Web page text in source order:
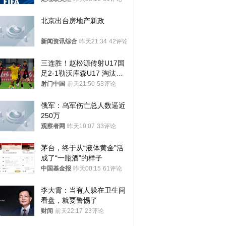
北京出台房地产新政
新闻资讯综合 昨天21:34 42评论
三连胜！赵松源传射U17国
足2-1勒沃库森U17 淘汰赛
将战河床
射门中国 前天21:50 53评论
俄军：乌军伤亡总人数逼近
250万
观察者网 昨天10:07 33评论
茅台，终于从“液体黄金”活
成了“一瓶酒”的样子
中国基金报 昨天00:15 61评论
李大霄：当有人躲在卫生间
看盘，就要警惕了
财闻 前天22:17 23评论